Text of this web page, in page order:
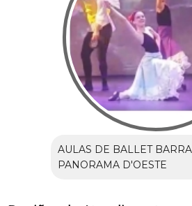
AULAS DE BALLET
PANORAMA D'OESTE